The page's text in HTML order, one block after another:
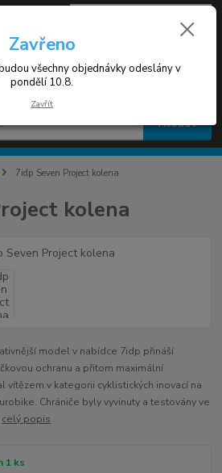
Menu
Hledat
0 Kč
7idp Seven Project kolena
kolena
model v nabídce 7idp přináší
ochranu a přitom maximální
v kategorii cyklistických inovací na
Chrániče byly vyvinuty a testovány ve
celý popis
1 ks
Zavřeno
všechny objednávky odeslány v
pondělí 10.8.
Zavřít